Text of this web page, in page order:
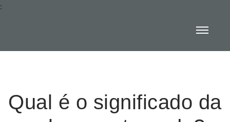
:
Qual é o significado da